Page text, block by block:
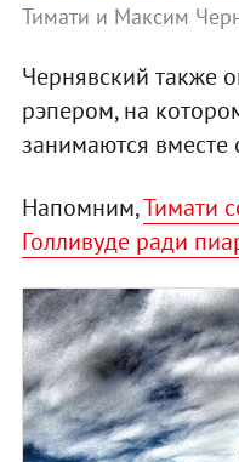
Тимати и Максим
Чернявский также
рэпером, на
занимаются вместе
Напомним,Тимати
Голливуде ради